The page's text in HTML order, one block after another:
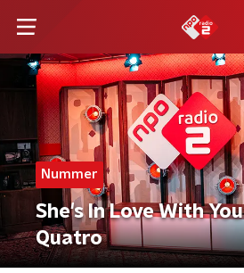
Nummer
She's In Love With
Quatro